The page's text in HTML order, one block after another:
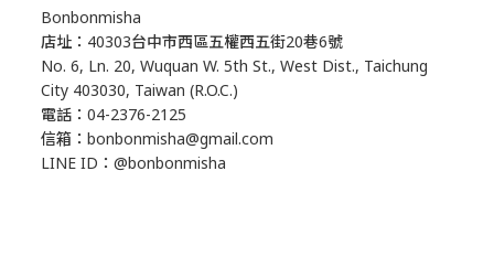
Bonbonmisha
店址：40303台中市西區五權西五街20巷6號
No. 6, Ln. 20, Wuquan W. 5th St., West Dist., Taichung
City 403030, Taiwan (R.O.C.)
電話：04-2376-2125
信箱：bonbonmisha@gmail.com
LINE ID：@bonbonmisha